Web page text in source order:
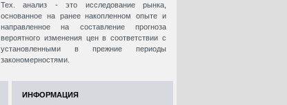
Тех. анализ - это исследование рынка,
основанное на ранее накопленном опыте и
направленное на составление прогноза
вероятного изменения цен в соответствии с
установленными в прежние периоды
закономерностями.
ИНФОРМАЦИЯ